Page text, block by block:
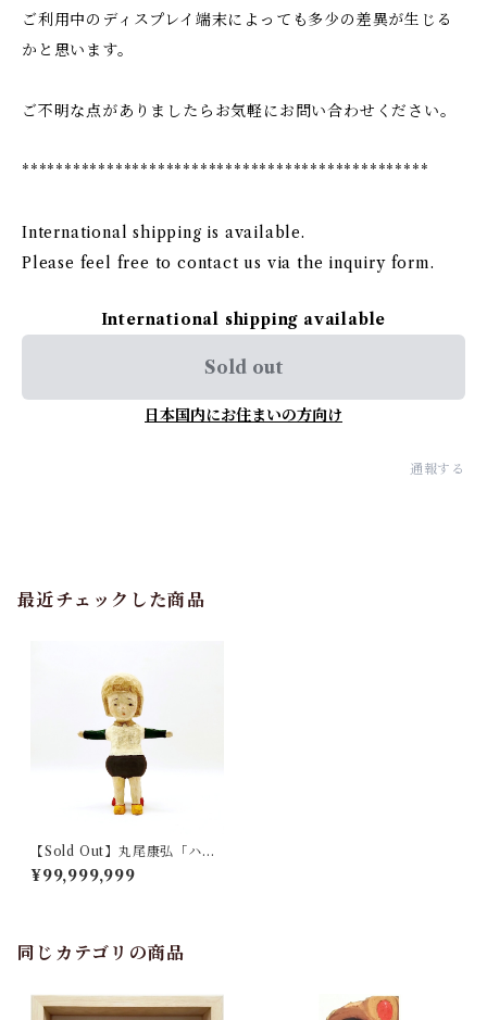
ご利用中のディスプレイ端末によっても多少の差異が生じる
かと思います。
ご不明な点がありましたらお気軽にお問い合わせください。
************************************************
International shipping is available.
Please feel free to contact us via the inquiry form.
International shipping available
Sold out
日本国内にお住まいの方向け
通報する
最近チェックした商品
【Sold Out】丸尾康弘「ハ
ル」
¥99,999,999
同じカテゴリの商品